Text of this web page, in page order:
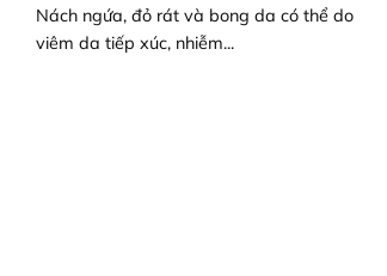
Nách ngứa, đỏ rát và bong da có thể do
viêm da tiếp xúc, nhiễm...